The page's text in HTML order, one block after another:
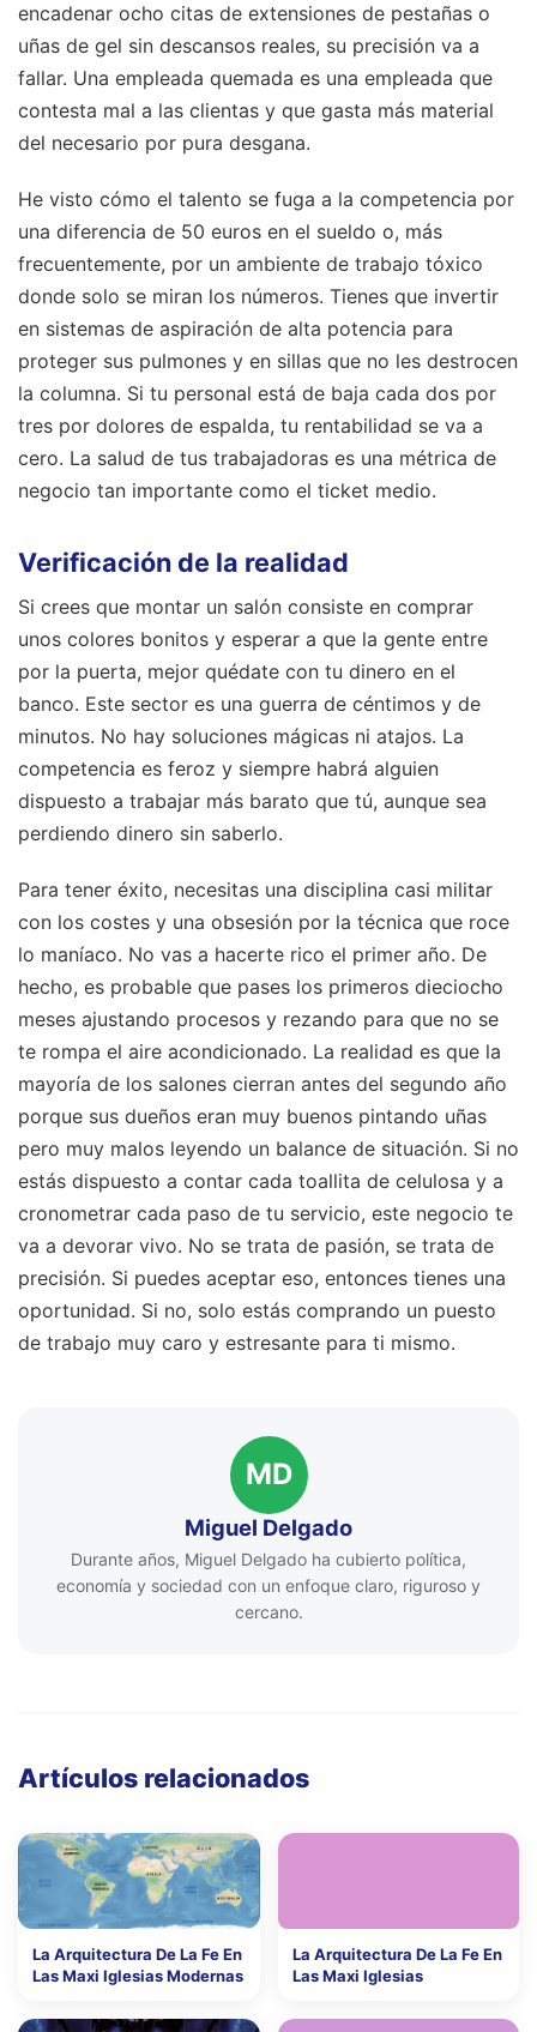
encadenar ocho citas de extensiones de pestañas o
uñas de gel sin descansos reales, su precisión va a
fallar. Una empleada quemada es una empleada que
contesta mal a las clientas y que gasta más material
del necesario por pura desgana.
He visto cómo el talento se fuga a la competencia por
una diferencia de 50 euros en el sueldo o, más
frecuentemente, por un ambiente de trabajo tóxico
donde solo se miran los números. Tienes que invertir
en sistemas de aspiración de alta potencia para
proteger sus pulmones y en sillas que no les destrocen
la columna. Si tu personal está de baja cada dos por
tres por dolores de espalda, tu rentabilidad se va a
cero. La salud de tus trabajadoras es una métrica de
negocio tan importante como el ticket medio.
Verificación de la realidad
Si crees que montar un salón consiste en comprar
unos colores bonitos y esperar a que la gente entre
por la puerta, mejor quédate con tu dinero en el
banco. Este sector es una guerra de céntimos y de
minutos. No hay soluciones mágicas ni atajos. La
competencia es feroz y siempre habrá alguien
dispuesto a trabajar más barato que tú, aunque sea
perdiendo dinero sin saberlo.
Para tener éxito, necesitas una disciplina casi militar
con los costes y una obsesión por la técnica que roce
lo maníaco. No vas a hacerte rico el primer año. De
hecho, es probable que pases los primeros dieciocho
meses ajustando procesos y rezando para que no se
te rompa el aire acondicionado. La realidad es que la
mayoría de los salones cierran antes del segundo año
porque sus dueños eran muy buenos pintando uñas
pero muy malos leyendo un balance de situación. Si no
estás dispuesto a contar cada toallita de celulosa y a
cronometrar cada paso de tu servicio, este negocio te
va a devorar vivo. No se trata de pasión, se trata de
precisión. Si puedes aceptar eso, entonces tienes una
oportunidad. Si no, solo estás comprando un puesto
de trabajo muy caro y estresante para ti mismo.
MD
Miguel Delgado
Durante años, Miguel Delgado ha cubierto política,
economía y sociedad con un enfoque claro, riguroso y
cercano.
Artículos relacionados
La Arquitectura De La Fe En
Las Maxi Iglesias Modernas
La Arquitectura De La Fe En
Las Maxi Iglesias